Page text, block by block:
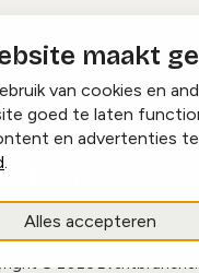
maakt
van cookies en
goed te laten
en advertenties
.
Alles accepteren
© 2026